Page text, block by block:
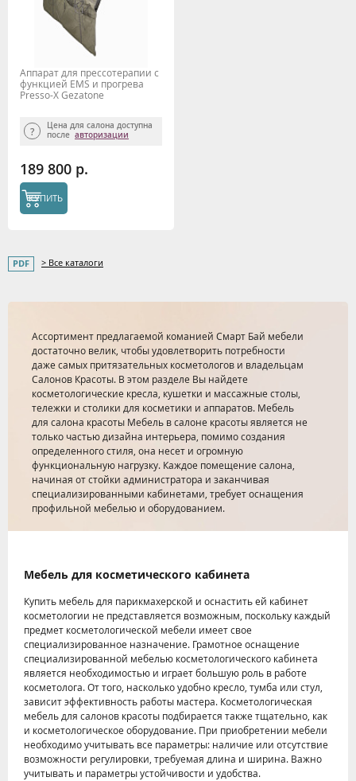
Аппарат для прессотерапии с
функцией EMS и прогрева
Presso-X Gezatone
Цена для салона доступна
после авторизации
189 800 р.
КУПИТЬ
> Все каталоги
Ассортимент предлагаемой команией Смарт Бай мебели
достаточно велик, чтобы удовлетворить потребности
даже самых притязательных косметологов и владельцам
Салонов Красоты. В этом разделе Вы найдете
косметологические кресла, кушетки и массажные столы,
тележки и столики для косметики и аппаратов. Мебель
для салона красоты Мебель в салоне красоты является не
только частью дизайна интерьера, помимо создания
определенного стиля, она несет и огромную
функциональную нагрузку. Каждое помещение салона,
начиная от стойки администратора и заканчивая
специализированными кабинетами, требует оснащения
профильной мебелью и оборудованием.
Мебель для косметического кабинета
Купить мебель для парикмахерской и оснастить ей кабинет
косметологии не представляется возможным, поскольку каждый
предмет косметологической мебели имеет свое
специализированное назначение. Грамотное оснащение
специализированной мебелью косметологического кабинета
является необходимостью и играет большую роль в работе
косметолога. От того, насколько удобно кресло, тумба или стул,
зависит эффективность работы мастера. Косметологическая
мебель для салонов красоты подбирается также тщательно, как
и косметологическое оборудование. При приобретении мебели
необходимо учитывать все параметры: наличие или отсутствие
возможности регулировки, требуемая длина и ширина. Важно
учитывать и параметры устойчивости и удобства.